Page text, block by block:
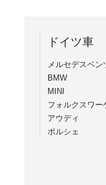
ドイツ車
メルセデスベン
BMW
MINI
フォルクスワー
アウディ
ポルシェ